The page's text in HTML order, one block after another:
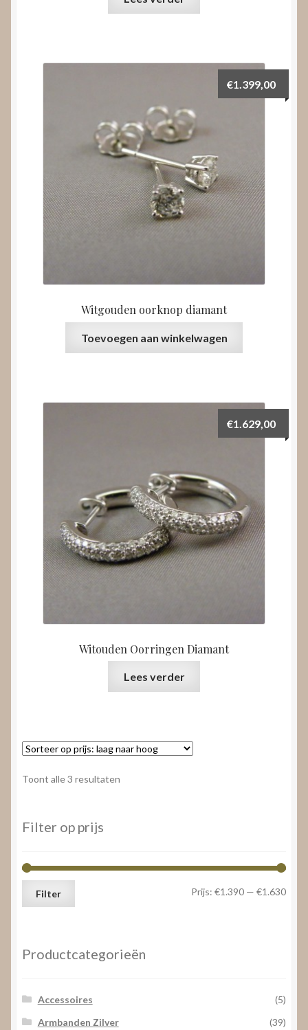
Witgouden oorknop diamant
€1.399,00
Toevoegen aan winkelwagen
Witouden Oorringen Diamant
€1.629,00
Lees verder
Toont alle 3 resultaten
Filter op prijs
Min.
Max.
Filter Prijs: €1.390 — €1.630
Productcategorieën
Accessoires
(5)
Armbanden Zilver
(39)